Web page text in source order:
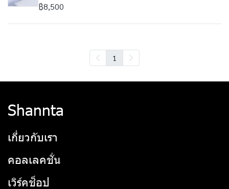
฿8,500
1
Shannta
เกี่ยวกับเรา
คอลเลคชั่น
เวิร์คช็อป